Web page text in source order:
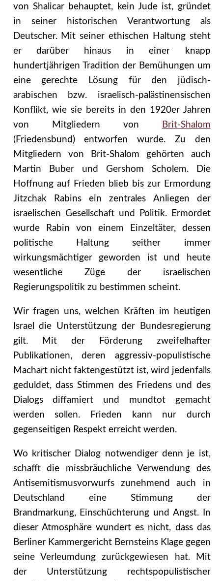
von Shalicar behauptet, kein Jude ist, gründet
in seiner historischen Verantwortung als
Deutscher. Mit seiner ethischen Haltung steht
er darüber hinaus in einer knapp
hundertjährigen Tradition der Bemühungen um
eine gerechte Lösung für den jüdisch-
arabischen bzw. israelisch-palästinensischen
Konflikt, wie sie bereits in den 1920er Jahren
von Mitgliedern von
Brit-Shalom
(Friedensbund) entworfen wurde. Zu den
Mitgliedern von Brit-Shalom gehörten auch
Martin Buber und Gershom Scholem. Die
Hoffnung auf Frieden blieb bis zur Ermordung
Jitzchak Rabins ein zentrales Anliegen der
israelischen Gesellschaft und Politik. Ermordet
wurde Rabin von einem Einzeltäter, dessen
politische Haltung seither immer
wirkungsmächtiger geworden ist und heute
wesentliche Züge der israelischen
Regierungspolitik zu bestimmen scheint.
Wir fragen uns, welchen Kräften im heutigen
Israel die Unterstützung der Bundesregierung
gilt. Mit der Förderung zweifelhafter
Publikationen, deren aggressiv-populistische
Machart nicht faktengestützt ist, wird jedenfalls
geduldet, dass Stimmen des Friedens und des
Dialogs diffamiert und mundtot gemacht
werden sollen. Frieden kann nur durch
gegenseitigen Respekt erreicht werden.
Wo kritischer Dialog notwendiger denn je ist,
schafft die missbräuchliche Verwendung des
Antisemitismusvorwurfs zunehmend auch in
Deutschland eine Stimmung der
Brandmarkung, Einschüchterung und Angst. In
dieser Atmosphäre wundert es nicht, dass das
Berliner Kammergericht Bernsteins Klage gegen
seine Verleumdung zurückgewiesen hat. Mit
der Unterstützung rechtspopulistischer